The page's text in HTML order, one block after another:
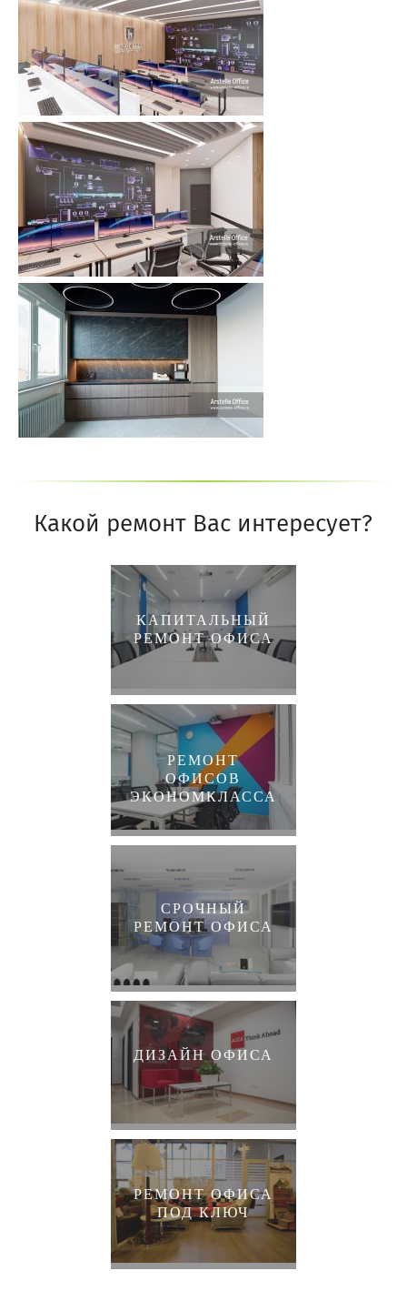
Какой ремонт Вас интересует?
КАПИТАЛЬНЫЙ
РЕМОНТ ОФИСА
РЕМОНТ
ОФИСОВ
ЭКОНОМКЛАССА
СРОЧНЫЙ
РЕМОНТ ОФИСА
ДИЗАЙН ОФИСА
РЕМОНТ ОФИСА
ПОД КЛЮЧ